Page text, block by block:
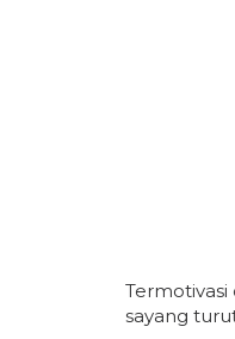
sayang